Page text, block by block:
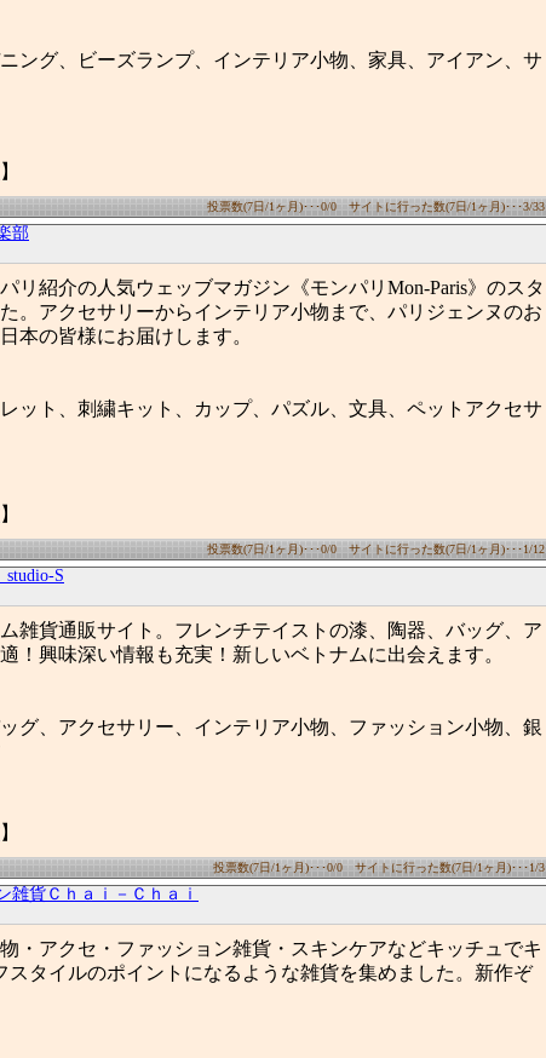
ング、ビーズランプ、インテリア小物、家具、アイアン、サ
】
投票数(7日/1ヶ月)･･･0/0 サイトに行った数(7日/1ヶ月)･･･3/33
部
リ紹介の人気ウェッブマガジン《モンパリMon-Paris》のスタ
。アクセサリーからインテリア小物まで、パリジェンヌのお
本の皆様にお届けします。
ット、刺繍キット、カップ、パズル、文具、ペットアクセサ
】
投票数(7日/1ヶ月)･･･0/0 サイトに行った数(7日/1ヶ月)･･･1/12
S
雑貨通販サイト。フレンチテイストの漆、陶器、バッグ、ア
！興味深い情報も充実！新しいベトナムに出会えます。
グ、アクセサリー、インテリア小物、ファッション小物、銀
】
投票数(7日/1ヶ月)･･･0/0 サイトに行った数(7日/1ヶ月)･･･1/3
雑貨Ｃｈａｉ－Ｃｈａｉ
・アクセ・ファッション雑貨・スキンケアなどキッチュでキ
スタイルのポイントになるような雑貨を集めました。新作ぞ